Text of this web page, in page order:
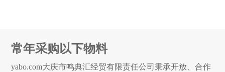
常年采购以下物料
yabo.com大庆市鸣典汇经贸有限责任公司秉承开放、合作